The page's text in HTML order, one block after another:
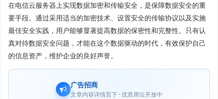
在电信云服务器上实现数据加密和传输安全，是保障数据安全的重
要手段。通过采用适当的加密技术、设置安全的传输协议以及实施
最佳安全实践，用户能够显著提高数据的保密性和完整性。只有认
真对待数据安全问题，才能在这个数据驱动的时代，有效保护自己
的信息资产，维护企业的良好声誉。
广告招商
文章内容详情页下 · 优质席位开放中